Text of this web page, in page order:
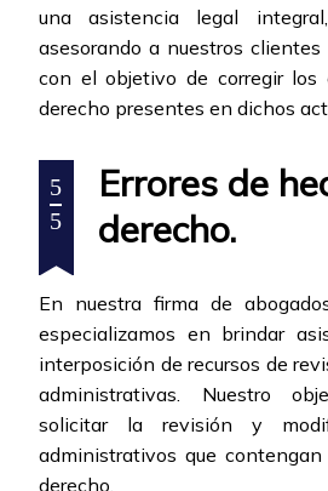
una asistencia legal
asesorando a nuestros
con el objetivo de corregir los
derecho presentes en dichos
5
5
Errores de
derecho.
En nuestra firma de
especializamos en brindar
interposición de recursos de
administrativas. Nuestro
solicitar la revisión y
administrativos que
derecho.